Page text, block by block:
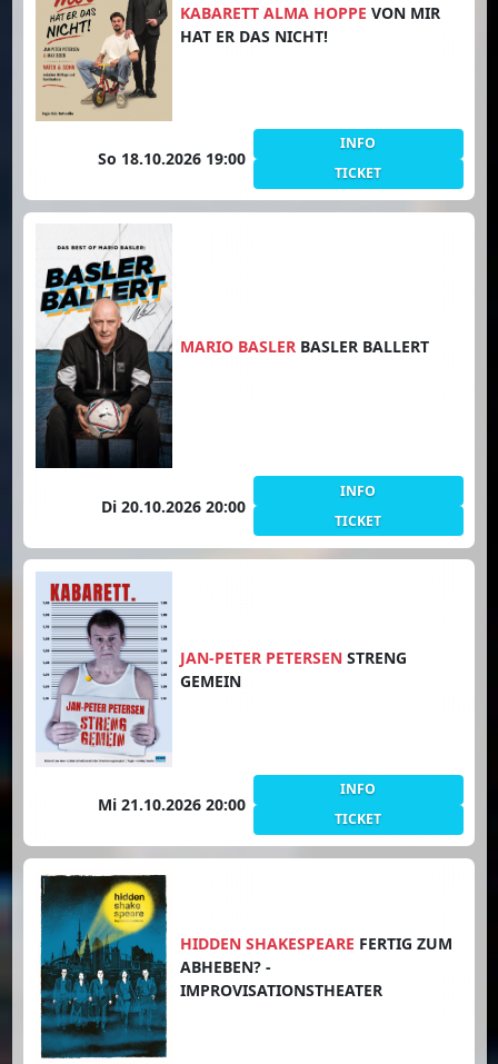
KABARETT ALMA HOPPE VON MIR
HAT ER DAS NICHT!
So 18.10.2026 19:00
INFO
TICKET
MARIO BASLER BASLER BALLERT
Di 20.10.2026 20:00
INFO
TICKET
JAN-PETER PETERSEN STRENG
GEMEIN
Mi 21.10.2026 20:00
INFO
TICKET
HIDDEN SHAKESPEARE FERTIG ZUM
ABHEBEN? -
IMPROVISATIONSTHEATER
Unsere Webseite nutzt Cookies.